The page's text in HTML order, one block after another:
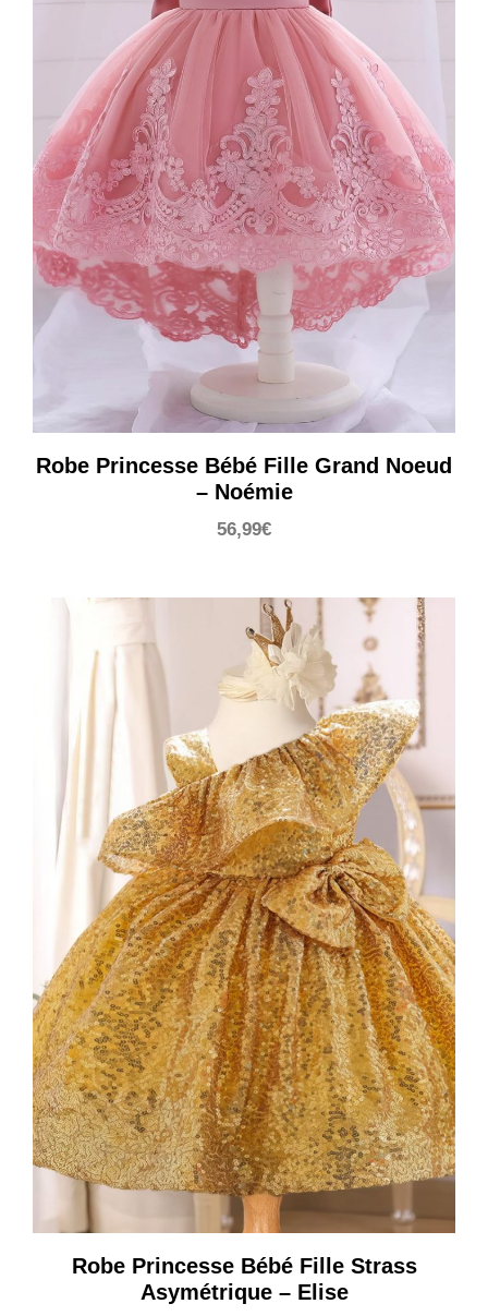
Robe Princesse Bébé Fille Grand Noeud
– Noémie
56,99€
Robe Princesse Bébé Fille Strass
Asymétrique – Elise